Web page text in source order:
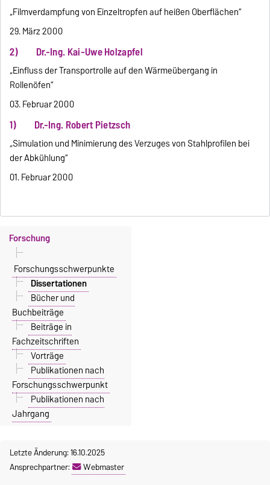
„Filmverdampfung von Einzeltropfen auf heißen Oberflächen“
29. März 2000
2) Dr.-Ing. Kai-Uwe Holzapfel
„Einfluss der Transportrolle auf den Wärmeübergang in
Rollenöfen“
03. Februar 2000
1) Dr.-Ing. Robert Pietzsch
„Simulation und Minimierung des Verzuges von Stahlprofilen bei
der Abkühlung“
01. Februar 2000
Forschung
Forschungsschwerpunkte
Dissertationen
Bücher und
Buchbeiträge
Beiträge in
Fachzeitschriften
Vorträge
Publikationen nach
Forschungsschwerpunkt
Publikationen nach
Jahrgang
Letzte Änderung: 16.10.2025
Ansprechpartner:
Webmaster